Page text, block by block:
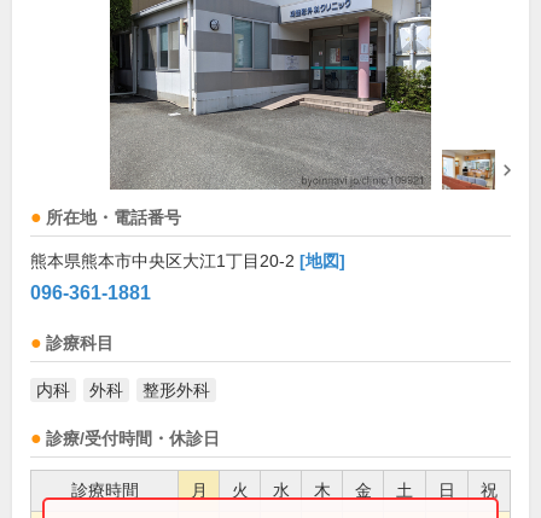
所在地・電話番号
熊本県熊本市中央区大江1丁目20-2 [地図]
096-361-1881
診療科目
内科 外科 整形外科
診療/受付時間・休診日
診療時間 月 火 水 木 金 土 日 祝